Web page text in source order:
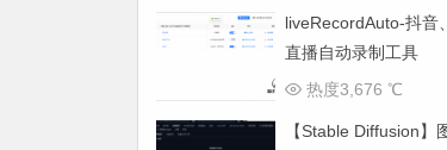
liveRecordAuto-抖音
直播自动录制工具
热度3,676 ℃
【Stable Diffusion】